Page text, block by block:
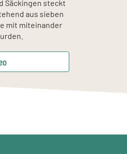
Säckingen steckt
aus sieben
mit miteinander